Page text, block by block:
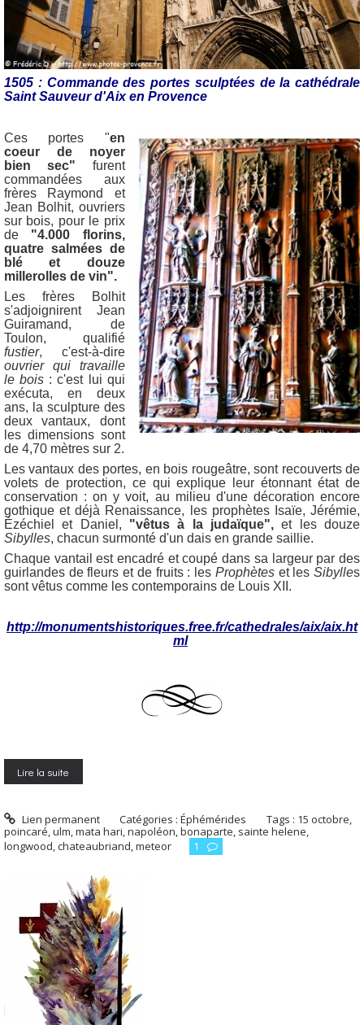
1505 : Commande des portes sculptées de la cathédrale
Saint Sauveur d'Aix en Provence
Ces portes "en
coeur de noyer
bien sec" furent
commandées aux
frères Raymond et
Jean Bolhit, ouvriers
sur bois, pour le prix
de "4.000 florins,
quatre salmées de
blé et douze
millerolles de vin".
Les frères Bolhit
s'adjoignirent Jean
Guiramand, de
Toulon, qualifié
fustier, c'est-à-dire
ouvrier qui travaille
le bois : c'est lui qui
exécuta, en deux
ans, la sculpture des
deux vantaux, dont
les dimensions sont
de 4,70 mètres sur 2.
Les vantaux des portes, en bois rougeâtre, sont recouverts de
volets de protection, ce qui explique leur étonnant état de
conservation : on y voit, au milieu d'une décoration encore
gothique et déjà Renaissance, les prophètes Isaïe, Jérémie,
Ézéchiel et Daniel, "vêtus à la judaïque", et les douze
Sibylles, chacun surmonté d'un dais en grande saillie.
Chaque vantail est encadré et coupé dans sa largeur par des
guirlandes de fleurs et de fruits : les Prophèteset lesSibylles
sont vêtus comme les contemporains de Louis XII.
http://monumentshistoriques.free.fr/cathedrales/aix/aix.ht
ml
Lire la suite
Lien permanent Catégories :Éphémérides Tags : 15 octobre,
poincaré,ulm,mata hari,napoléon,bonaparte, sainte helene,
longwood,chateaubriand,meteor 1